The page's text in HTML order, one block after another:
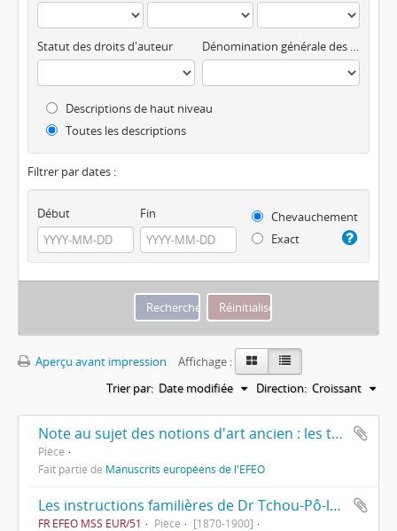
Statut des droits d'auteur Dénomination générale des documents
Descriptions de haut niveau
Toutes les descriptions
Filtrer par dates :
Début Fin
Chevauchement
Exact
Aperçu avant impression
Affichage :
Trier par: Date modifiée Direction: Croissant
Note au sujet des notions d'art ancien : les temples d'Angkor comparés aux autres monuments de l'antiquité par Jean Commaille, Conservateur du groupe d'Angkor
Pièce
Fait partie de Manuscrits européens de l'EFEO
Les instructions familières de Dr Tchou-Pô-lou, traduit par Gustave Dumoutier
FR EFEO MSS EUR/51 Pièce
[1870-1900]